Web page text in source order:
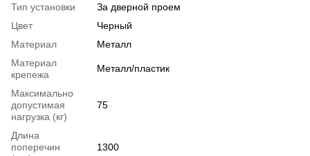
Тип установки
За дверной проем
Цвет
Черный
Материал
Металл
Материал
крепежа
Металл/пластик
Максимально
допустимая
нагрузка (кг)
75
Длина
поперечин
1300